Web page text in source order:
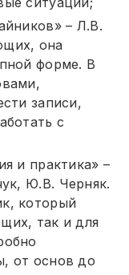
– Л.В.
она
форме. В
записи,
с
и практика» –
Ю.В. Черняк.
который
так и для
от основ до